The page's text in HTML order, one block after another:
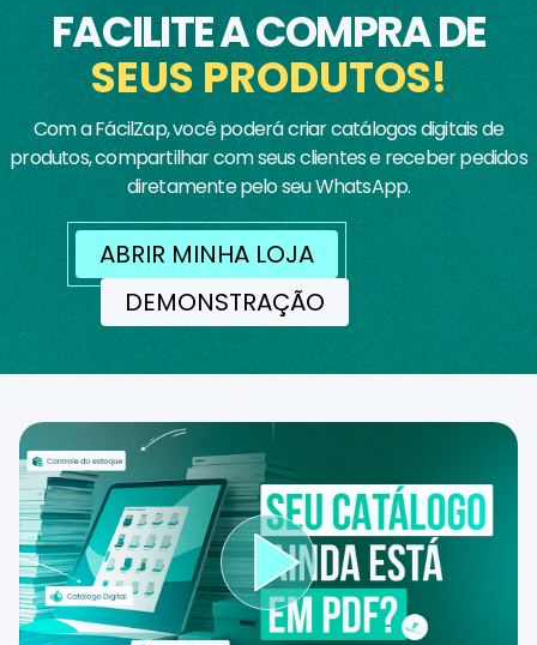
FACILITE A COMPRA DE
SEUS PRODUTOS!
Com a FácilZap, você poderá criar catálogos digitais de
produtos, compartilhar com seus clientes e receber pedidos
diretamente pelo seu WhatsApp.
ABRIR MINHA LOJA
DEMONSTRAÇÃO
Reproduzir